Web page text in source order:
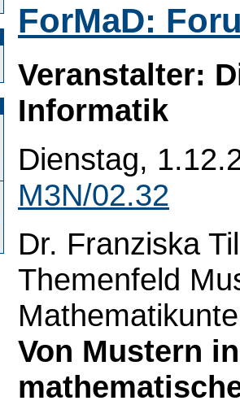
ForMaD:
Veranstalter:
Informatik
Dienstag,
M3N/02.32
Dr. Franziska
Themenfeld
Von Mustern